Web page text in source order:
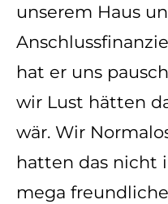
unserem Haus
hat er uns
wir Lust hätten
wär. Wir
hatten das nicht
mega